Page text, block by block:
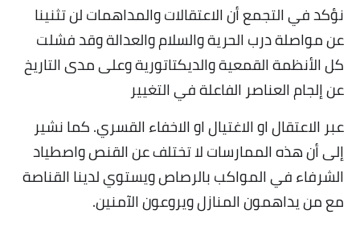
نؤكد في التجمع أن الاعتقالات والمداهمات لن تثنينا
عن مواصلة درب الحرية والسلام والعدالة وقد فشلت
كل الأنظمة القمعية والديكتاتورية وعلى مدى التاريخ
عن إلجام العناصر الفاعلة في التغيير
عبر الاعتقال او الاغتيال او الاخفاء القسري. كما نشير
إلى أن هذه الممارسات لا تختلف عن القنص واصطياد
الشرفاء في المواكب بالرصاص ويستوي لدينا القناصة
مع من يداهمون المنازل ويروعون الآمنين.